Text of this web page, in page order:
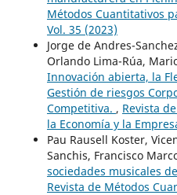
Métodos Cuantitativos
Vol. 35 (2023)
Jorge de Andres-
Orlando Lima-Rúa,
Innovación abierta, la
Gestión de riesgos
Competitiva. , Revista
la Economía y la
Pau Rausell Koster,
Sanchis, Francisco
sociedades musicales
Revista de Métodos